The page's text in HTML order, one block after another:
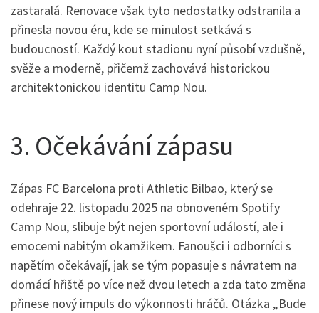
zastaralá. Renovace však tyto nedostatky odstranila a
přinesla novou éru, kde se minulost setkává s
budoucností. Každý kout stadionu nyní působí vzdušně,
svěže a moderně, přičemž zachovává historickou
architektonickou identitu Camp Nou.
3. Očekávání zápasu
Zápas FC Barcelona proti Athletic Bilbao, který se
odehraje 22. listopadu 2025 na obnoveném Spotify
Camp Nou, slibuje být nejen sportovní událostí, ale i
emocemi nabitým okamžikem. Fanoušci i odborníci s
napětím očekávají, jak se tým popasuje s návratem na
domácí hřiště po více než dvou letech a zda tato změna
přinese nový impuls do výkonnosti hráčů. Otázka „Bude